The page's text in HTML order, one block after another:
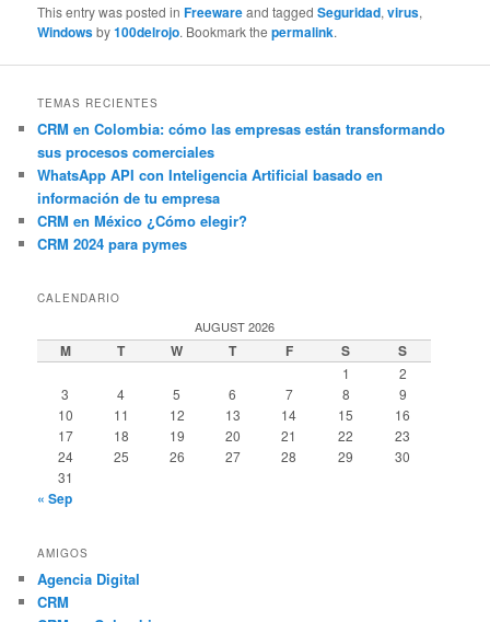
This entry was posted inFreewareand taggedSeguridad,virus,
Windowsby100delrojo. Bookmark thepermalink.
TEMAS RECIENTES
CRM en Colombia: cómo las empresas están transformando
sus procesos comerciales
WhatsApp API con Inteligencia Artificial basado en
información de tu empresa
CRM en México ¿Cómo elegir?
CRM 2024 para pymes
CALENDARIO
AUGUST 2026
M T W T F S S
1
2
3
4 5 6 7 8
9
10
11 12 13 14 15
16
17
18 19 20 21 22
23
24
25 26 27 28 29
30
31
« Sep
AMIGOS
Agencia Digital
CRM